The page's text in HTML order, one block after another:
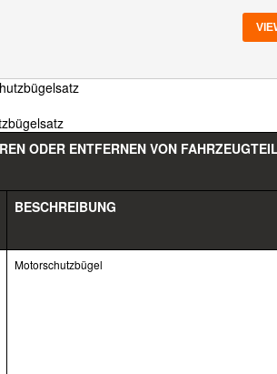
ODER ENTFERNEN VON
BESCHREIBUNG
Motorschutzbügel